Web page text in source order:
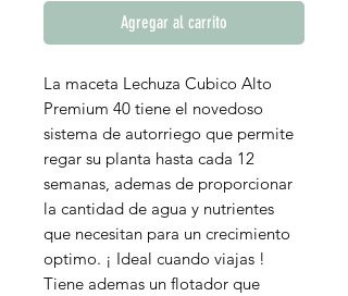
Agregar al carrito
La maceta Lechuza Cubico Alto
Premium 40 tiene el novedoso
sistema de autorriego que permite
regar su planta hasta cada 12
semanas, ademas de proporcionar
la cantidad de agua y nutrientes
que necesitan para un crecimiento
optimo. ¡ Ideal cuando viajas !
Tiene ademas un flotador que